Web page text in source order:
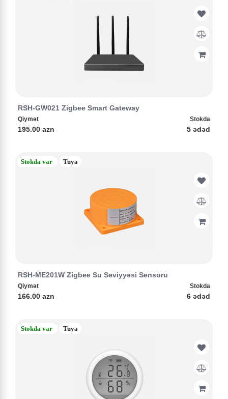
RSH-GW021 Zigbee Smart Gateway
Qiymət
195.00 azn
Stokda
5 ədəd
Stokda var Tuya
RSH-ME201W Zigbee Su Səviyyəsi Sensoru
Qiymət
166.00 azn
Stokda
6 ədəd
Stokda var Tuya